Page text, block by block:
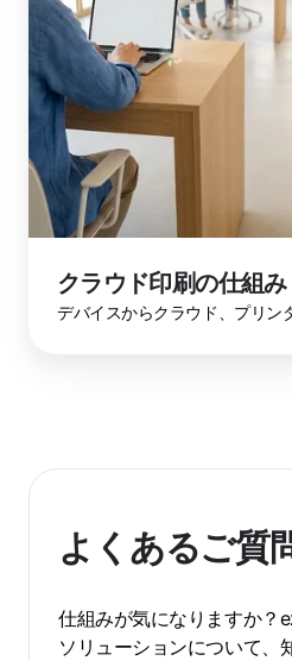
クラウド印刷の仕組み
デバイスからクラウド、プリン
刷
の
仕
組
み
よくあるご質
仕組みが気になりますか？
ソリューションについて、